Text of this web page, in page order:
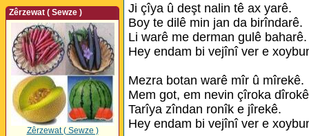
Zêrzewat ( Sewze )
Zêrzewat ( Sewze )
Ji çîya û deşt nalin tê ax yarê.
Boy te dilê min jan da birîndarê.
Li warê me derman gulê baharê.
Hey endam bi vejînî ver e
Mezra botan warê mîr û mîrekê.
Mem got, em nevin çîroka
Tarîya zîndan ronîk e jîrekê.
Hey endam bi vejînî ver e